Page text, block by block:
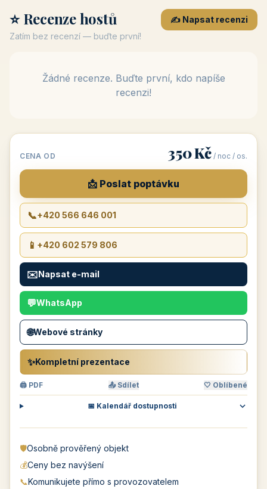
⭐ Recenze hostů
Zatím bez recenzí — buďte první!
✍️ Napsat recenzi
Žádné recenze. Buďte první, kdo napíše
recenzi!
CENA OD 350 Kč / noc / os.
📩 Poslat poptávku
📞+420 566 646 001
📱 +420 602 579 806
✉️Napsat e-mail
💬WhatsApp
🌐Webové stránky
✨Kompletní prezentace
🖨 PDF 📤 Sdílet 🤍 Oblíbené
📅 Kalendář dostupnosti
🛡️Osobně prověřený objekt
💰Ceny bez navýšení
📞Komunikujete přímo s provozovatelem